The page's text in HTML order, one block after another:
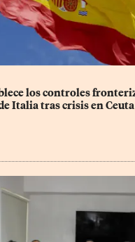
los controles
Italia tras crisis en Ceuta